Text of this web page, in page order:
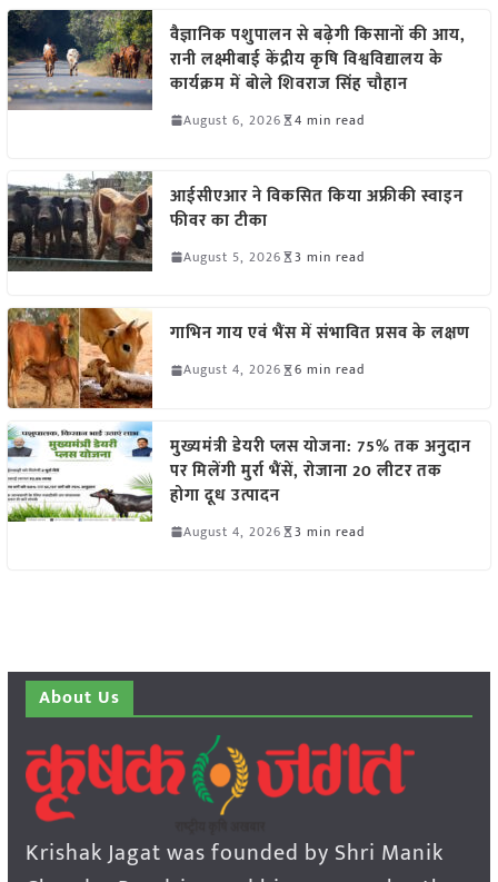
वैज्ञानिक पशुपालन से बढ़ेगी किसानों की आय,
रानी लक्ष्मीबाई केंद्रीय कृषि विश्वविद्यालय के
कार्यक्रम में बोले शिवराज सिंह चौहान
August 6, 2026 4 min read
आईसीएआर ने विकसित किया अफ्रीकी स्वाइन
फीवर का टीका
August 5, 2026 3 min read
गाभिन गाय एवं भैंस में संभावित प्रसव के लक्षण
August 4, 2026 6 min read
मुख्यमंत्री डेयरी प्लस योजना: 75% तक अनुदान
पर मिलेंगी मुर्रा भैंसें, रोजाना 20 लीटर तक
होगा दूध उत्पादन
August 4, 2026 3 min read
About Us
Krishak Jagat was founded by Shri Manik